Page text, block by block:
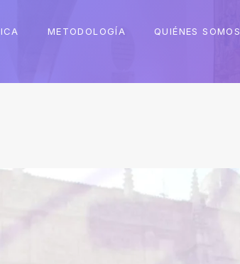
METODOLOGÍA QUIÉNES SOMOS